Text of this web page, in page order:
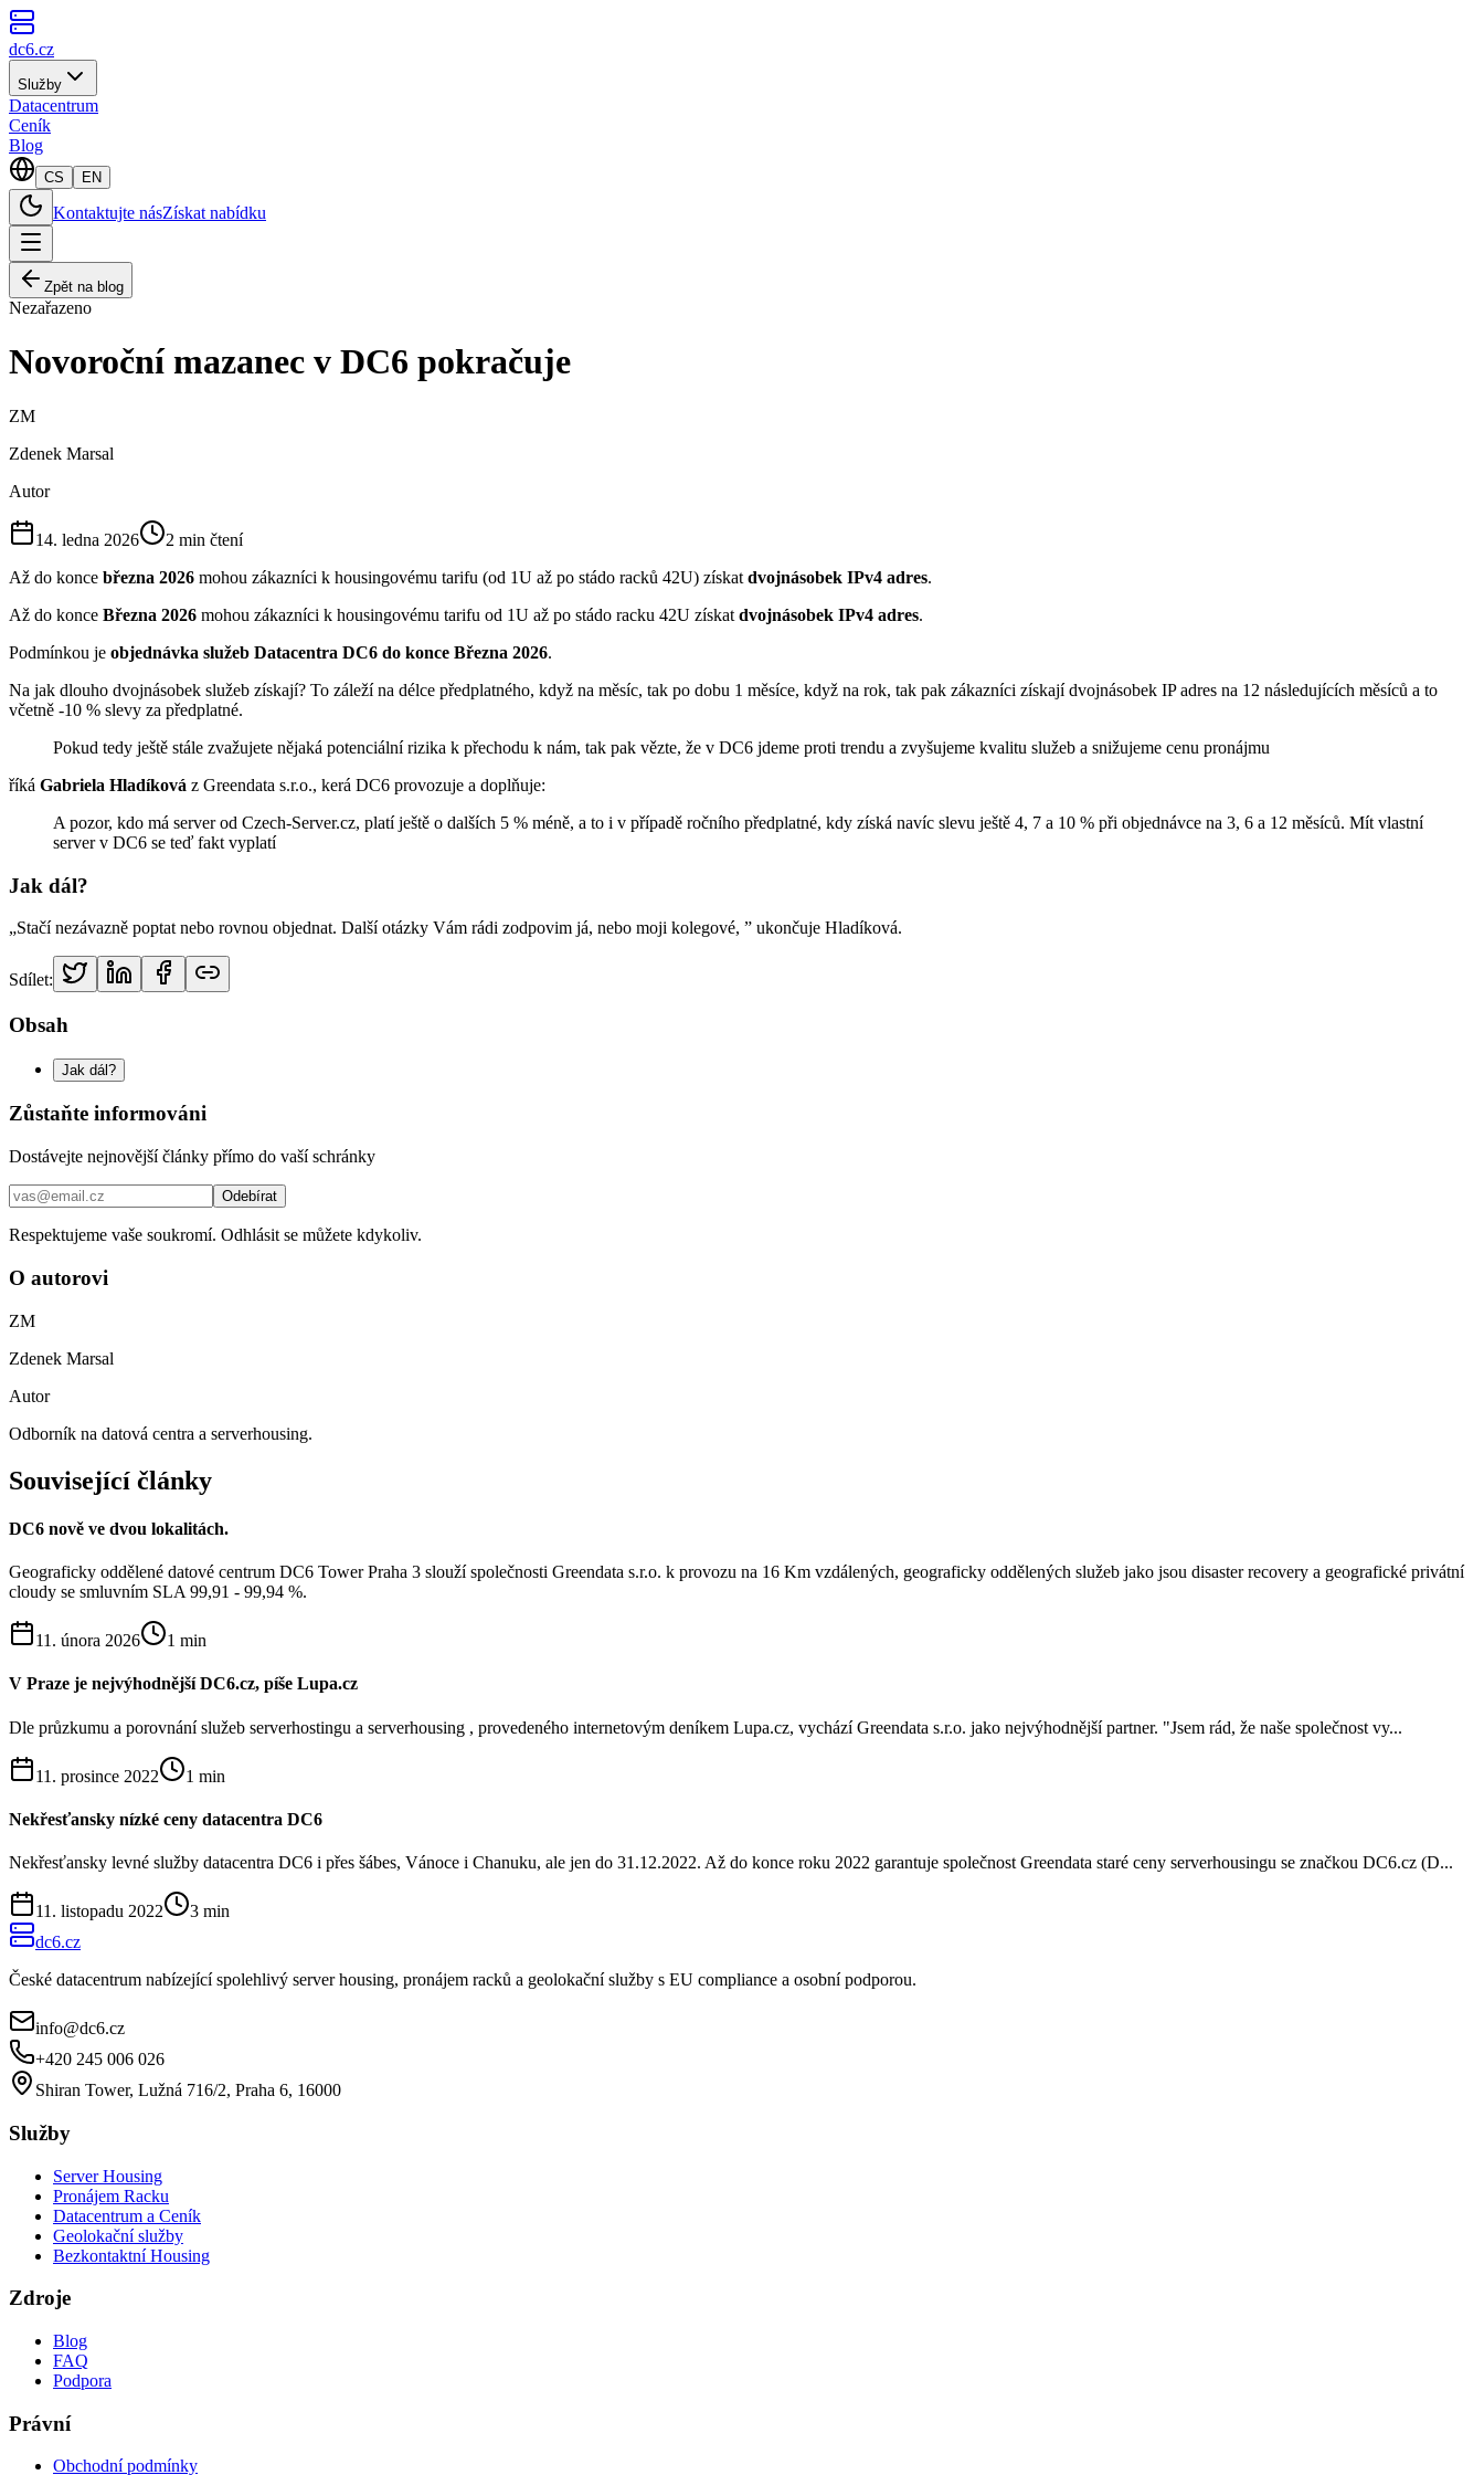
dc6.cz
Služby
Datacentrum
Ceník
Blog
CS EN
Kontaktujte násZískat nabídku
Zpět na blog
Nezařazeno
Novoroční mazanec v DC6 pokračuje
ZM
Zdenek Marsal
Autor
14. ledna 2026 2 min čtení
Až do konce března 2026 mohou zákazníci k housingovému tarifu (od 1U až po stádo racků 42U) získat dvojnásobek IPv4 adres.
Až do konce Března 2026 mohou zákazníci k housingovému tarifu od 1U až po stádo racku 42U získat dvojnásobek IPv4 adres.
Podmínkou je objednávka služeb Datacentra DC6 do konce Března 2026.
Na jak dlouho dvojnásobek služeb získají? To záleží na délce předplatného, když na měsíc, tak po dobu 1 měsíce, když na rok, tak pak zákazníci získají dvojnásobek IP adres na 12 následujících měsíců a to
včetně -10 % slevy za předplatné.
Pokud tedy ještě stále zvažujete nějaká potenciální rizika k přechodu k nám, tak pak vězte, že v DC6 jdeme proti trendu a zvyšujeme kvalitu služeb a snižujeme cenu pronájmu
říká Gabriela Hladíková z Greendata s.r.o., kerá DC6 provozuje a doplňuje:
A pozor, kdo má server od Czech-Server.cz, platí ještě o dalších 5 % méně, a to i v případě ročního předplatné, kdy získá navíc slevu ještě 4, 7 a 10 % při objednávce na 3, 6 a 12 měsíců. Mít vlastní
server v DC6 se teď fakt vyplatí
Jak dál?
„Stačí nezávazně poptat nebo rovnou objednat. Další otázky Vám rádi zodpovim já, nebo moji kolegové, ” ukončuje Hladíková.
Sdílet:
Obsah
Jak dál?
Zůstaňte informováni
Dostávejte nejnovější články přímo do vaší schránky
Odebírat
Respektujeme vaše soukromí. Odhlásit se můžete kdykoliv.
O autorovi
ZM
Zdenek Marsal
Autor
Odborník na datová centra a serverhousing.
Související články
DC6 nově ve dvou lokalitách.
Geograficky oddělené datové centrum DC6 Tower Praha 3 slouží společnosti Greendata s.r.o. k provozu na 16 Km vzdálených, geograficky oddělených služeb jako jsou disaster recovery a geografické privátní
cloudy se smluvním SLA 99,91 - 99,94 %.
11. února 2026 1 min
V Praze je nejvýhodnější DC6.cz, píše Lupa.cz
Dle průzkumu a porovnání služeb serverhostingu a serverhousing , provedeného internetovým deníkem Lupa.cz, vychází Greendata s.r.o. jako nejvýhodnější partner. "Jsem rád, že naše společnost vy...
11. prosince 2022 1 min
Nekřesťansky nízké ceny datacentra DC6
Nekřesťansky levné služby datacentra DC6 i přes šábes, Vánoce i Chanuku, ale jen do 31.12.2022. Až do konce roku 2022 garantuje společnost Greendata staré ceny serverhousingu se značkou DC6.cz (D...
11. listopadu 2022 3 min
dc6.cz
České datacentrum nabízející spolehlivý server housing, pronájem racků a geolokační služby s EU compliance a osobní podporou.
info@dc6.cz
+420 245 006 026
Shiran Tower, Lužná 716/2, Praha 6, 16000
Služby
Server Housing
Pronájem Racku
Datacentrum a Ceník
Geolokační služby
Bezkontaktní Housing
Zdroje
Blog
FAQ
Podpora
Právní
Obchodní podmínky